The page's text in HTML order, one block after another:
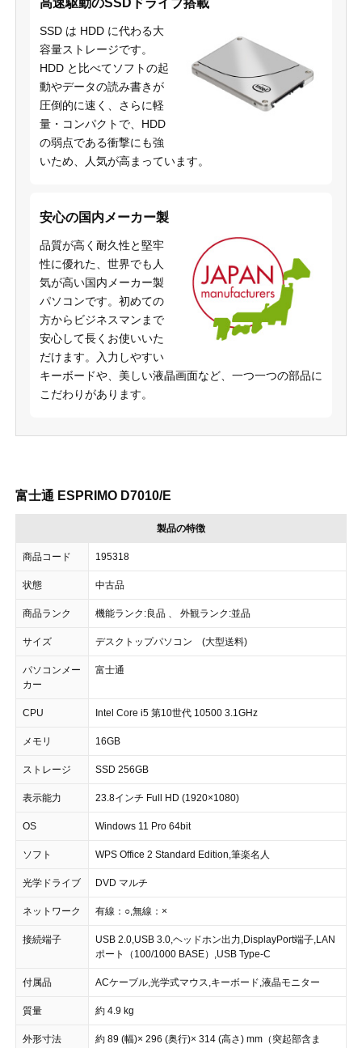
SSD は HDD に代わる大
容量ストレージです。
HDD と比べてソフトの起
動やデータの読み書きが
圧倒的に速く、さらに軽
量・コンパクトで、HDD
の弱点である衝撃にも強
いため、人気が高まっています。
安心の国内メーカー製
品質が高く耐久性と堅牢
性に優れた、世界でも人
気が高い国内メーカー製
パソコンです。初めての
方からビジネスマンまで
安心して長くお使いいた
だけます。入力しやすい
キーボードや、美しい液晶画面など、一つ一つの部品に
こだわりがあります。
富士通 ESPRIMO D7010/E
製品の特徴
商品コード 195318
状態 中古品
商品ランク 機能ランク:良品 、 外観ランク:並品
サイズ デスクトップパソコン (大型送料)
パソコンメー
カー
富士通
CPU Intel Core i5 第10世代 10500 3.1GHz
メモリ 16GB
ストレージ SSD 256GB
表示能力 23.8インチ Full HD (1920×1080)
OS Windows 11 Pro 64bit
ソフト WPS Office 2 Standard Edition,筆楽名人
光学ドライブ DVD マルチ
ネットワーク 有線：○,無線：×
接続端子
USB 2.0,USB 3.0,ヘッドホン出力,DisplayPort端子,LAN
ポート（100/1000 BASE）,USB Type-C
付属品 ACケーブル,光学式マウス,キーボード,液晶モニター
質量 約 4.9 kg
外形寸法
約 89 (幅)× 296 (奥行)× 314 (高さ) mm（突起部含ま